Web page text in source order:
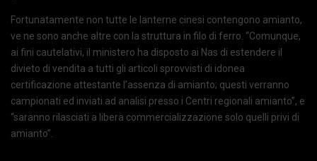
Fortunatamente non tutte le lanterne cinesi contengono amianto,
ve ne sono anche altre con la struttura in filo di ferro. “Comunque,
ai fini cautelativi, il ministero ha disposto ai Nas di estendere il
divieto di vendita a tutti gli articoli sprovvisti di idonea
certificazione attestante l’assenza di amianto; questi verranno
campionati ed inviati ad analisi presso i Centri regionali amianto”, e
“saranno rilasciati a libera commercializzazione solo quelli privi di
amianto”.